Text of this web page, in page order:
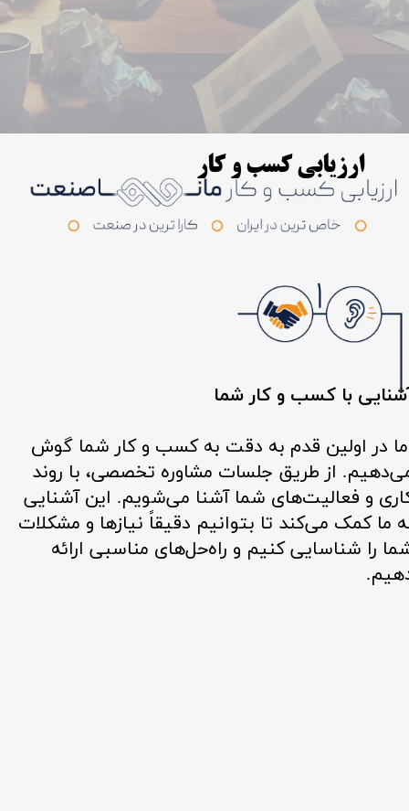
با کسب و کار شما
در اولین قدم به دقت به کسب و کار شما گوش
از طریق جلسات مشاوره تخصصی، با روند
و فعالیت‌های شما آشنا می‌شویم. این آشنایی
ما کمک می‌کند تا بتوانیم دقیقاً نیازها و مشکلات
را شناسایی کنیم و راه‌حل‌های مناسبی ارائه
ارزیابی کسب و کار